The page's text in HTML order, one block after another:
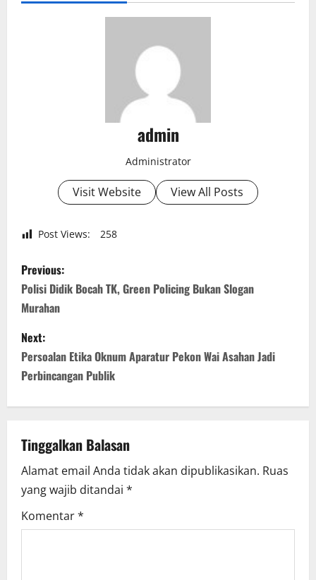
admin
Administrator
Visit Website View All Posts
Post Views: 258
P
o
s
t
n
a
v
i
g
a
Previous:
Polisi Didik Bocah TK, Green Policing Bukan Slogan
Murahan
Next:
Persoalan Etika Oknum Aparatur Pekon Wai Asahan Jadi
Perbincangan Publik
Tinggalkan Balasan
Alamat email Anda tidak akan dipublikasikan. Ruas
yang wajib ditandai *
Komentar*